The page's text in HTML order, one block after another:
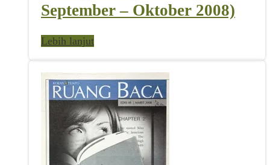
September – Oktober 2008)
Lebih lanjut